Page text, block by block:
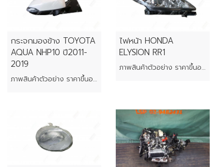
กระจกมองข้าง TOYOTA
AQUA NHP10 ปี2011-
2019
ภาพสินค้าตัวอย่าง ราคาขึ้นอยู่กับสภาพของแต่ละชิ้น
ไฟหน้า HONDA
ELYSION RR1
ภาพสินค้าตัวอย่าง ราคาขึ้นอยู่กับสภาพของแต่ละชิ้น